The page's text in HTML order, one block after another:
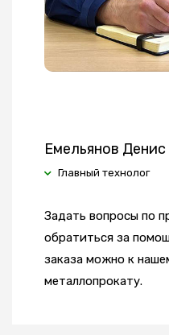
Емельянов
Главный технолог
Задать вопросы по
обратиться за
заказа можно к
металлопрокату.